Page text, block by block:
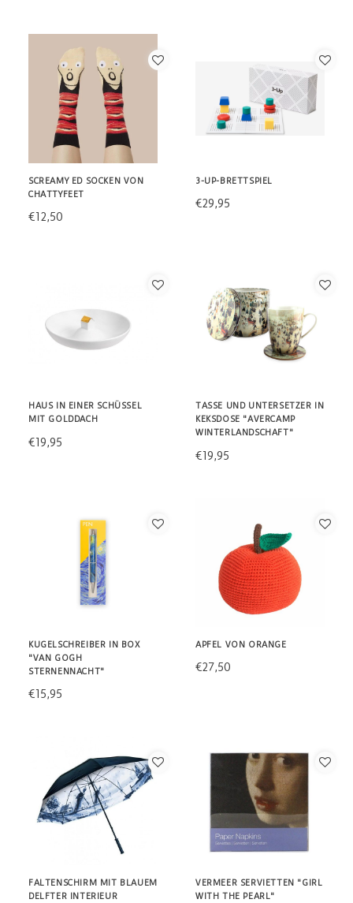
SCREAMY ED SOCKEN VON
CHATTYFEET
€12,50
3-UP-BRETTSPIEL
€29,95
HAUS IN EINER SCHÜSSEL
MIT GOLDDACH
€19,95
TASSE UND UNTERSETZER IN
KEKSDOSE "AVERCAMP
WINTERLANDSCHAFT"
€19,95
KUGELSCHREIBER IN BOX
"VAN GOGH
STERNENNACHT"
€15,95
APFEL VON ORANGE
€27,50
FALTENSCHIRM MIT BLAUEM
DELFTER INTERIEUR
VERMEER SERVIETTEN "GIRL
WITH THE PEARL"